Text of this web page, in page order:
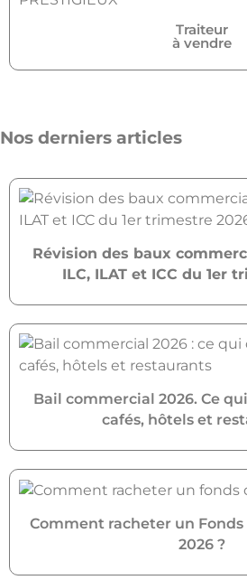
Traiteur
à vendre
Nos derniers articles
Révision des baux
ILC, ILAT et ICC du 1er
Bail commercial 2026. Ce
cafés, hôtels et
Comment racheter un
2026 ?